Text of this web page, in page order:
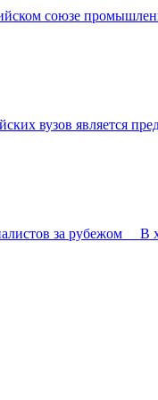
союзе
вузов является
за рубежом В